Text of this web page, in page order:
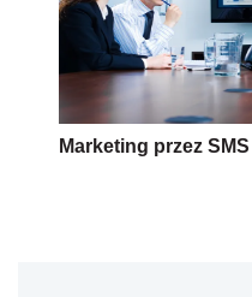
Marketing przez